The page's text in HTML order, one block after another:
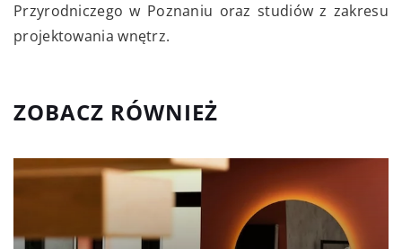
Przyrodniczego w Poznaniu oraz studiów z zakresu
projektowania wnętrz.
ZOBACZ RÓWNIEŻ